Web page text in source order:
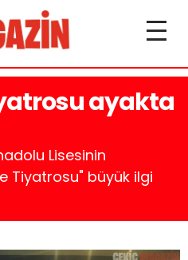
ayakta
Lisesinin
Tiyatrosu" büyük ilgi